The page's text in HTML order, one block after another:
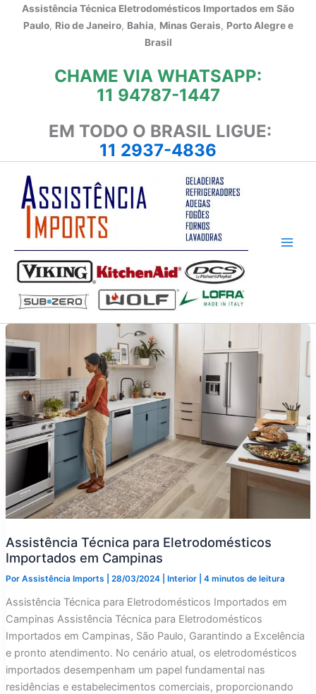
Assistência Técnica Eletrodomésticos Importados em São
Paulo, Rio de Janeiro, Bahia, Minas Gerais, Porto Alegre e
Brasil
CHAME VIA WHATSAPP:
11 94787-1447
EM TODO O BRASIL LIGUE:
11 2937-4836
Assistência Técnica para Eletrodomésticos
Importados em Campinas
Por Assistência Imports 28/03/2024 Interior| 4 minutos de leitura
Assistência Técnica para Eletrodomésticos Importados em
Campinas Assistência Técnica para Eletrodomésticos
Importados em Campinas, São Paulo, Garantindo a Excelência
e pronto atendimento. No cenário atual, os eletrodomésticos
importados desempenham um papel fundamental nas
residências e estabelecimentos comerciais, proporcionando